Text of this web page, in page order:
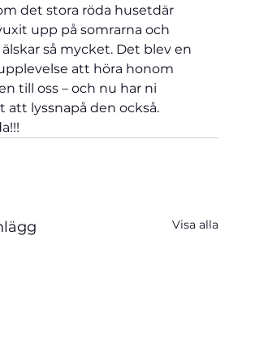
det stora röda husetdär
upp på somrarna och
så mycket. Det blev en
att höra honom
till oss – och nu har ni
att lyssnapå den också.
!!!
Visa alla